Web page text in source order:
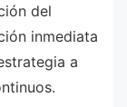
del
inmediata
a